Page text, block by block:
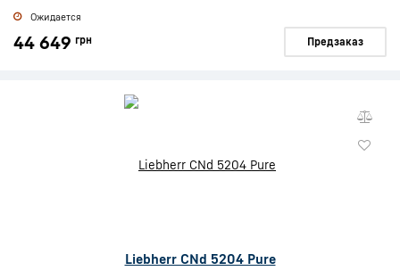
Ожидается
44 649 грн Предзаказ
Liebherr CNd 5204 Pure